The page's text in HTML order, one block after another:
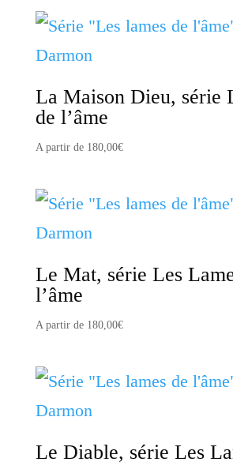
La Maison Dieu, série
de l’âme
A partir de 180,00€
Le Mat, série Les
l’âme
A partir de 180,00€
Le Diable, série Les